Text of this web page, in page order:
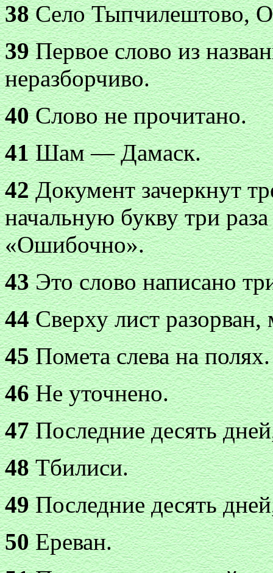
38Село Тыпчилештово,
39Первое слово из
неразборчиво.
40Слово не прочитано.
41Шам — Дамаск.
42Документ зачеркнут
начальную букву три
«Ошибочно».
43Это слово написано
44Сверху лист разорван,
45Помета слева на полях.
46Не уточнено.
47Последние десять
48Тбилиси.
49Последние десять
50Ереван.